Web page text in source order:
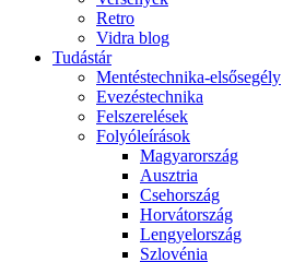
Retro
Vidra blog
Tudástár
Mentéstechnika-elsősegély
Evezéstechnika
Felszerelések
Folyóleírások
Magyarország
Ausztria
Csehország
Horvátország
Lengyelország
Szlovénia